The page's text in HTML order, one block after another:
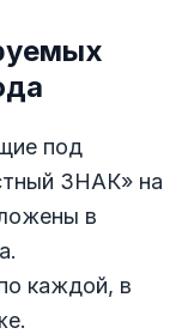
под
ЗНАК» на
в
каждой, в